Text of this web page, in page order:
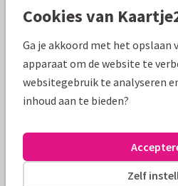
Specificaties bij deze kaart
Papiersoort: Kies uit 6 luxe
Witte
Formaten
Cookies van
Ga je akkoord met het opslaan
apparaat om de website te
websitegebruik te analyseren
inhoud aan te bieden?
Zelf